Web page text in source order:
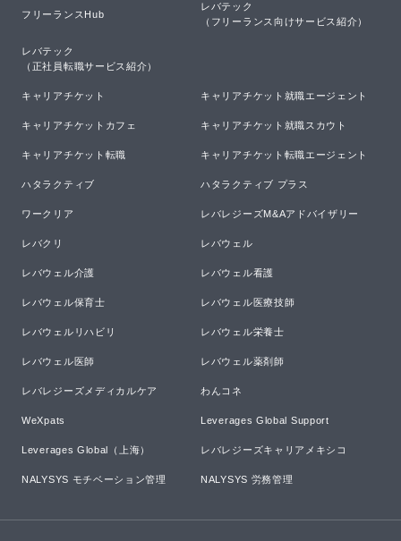
フリーランスHub
レバテック
（フリーランス向けサービス紹介）
レバテック
（正社員転職サービス紹介）
キャリアチケット キャリアチケット就職エージェント
キャリアチケットカフェ キャリアチケット就職スカウト
キャリアチケット転職 キャリアチケット転職エージェント
ハタラクティブ ハタラクティブ プラス
ワークリア レバレジーズM&Aアドバイザリー
レバクリ レバウェル
レバウェル介護 レバウェル看護
レバウェル保育士 レバウェル医療技師
レバウェルリハビリ レバウェル栄養士
レバウェル医師 レバウェル薬剤師
レバレジーズメディカルケア わんコネ
WeXpats Leverages Global Support
Leverages Global（上海） レバレジーズキャリアメキシコ
NALYSYS モチベーション管理 NALYSYS 労務管理